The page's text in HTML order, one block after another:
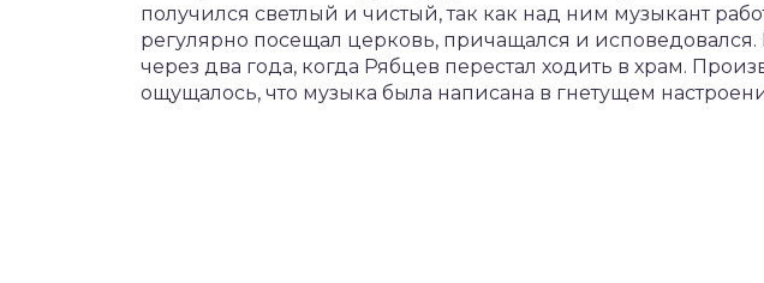
получился светлый и чистый, так как над ним музыкант
регулярно посещал церковь, причащался и
через два года, когда Рябцев перестал ходить в храм.
ощущалось, что музыка была написана в гнетущем